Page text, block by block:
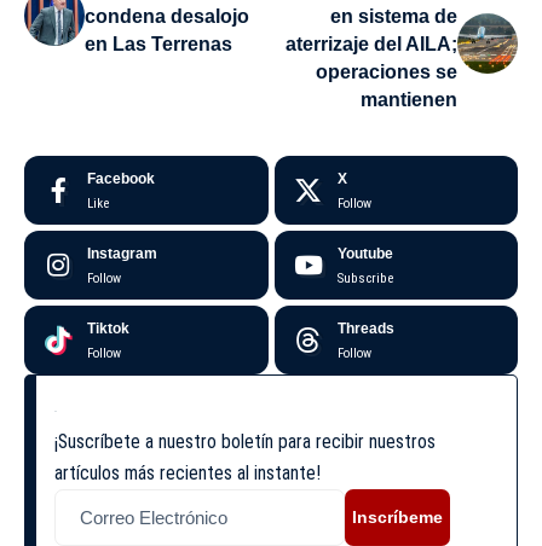
condena desalojo
en Las Terrenas
en sistema de
aterrizaje del AILA;
operaciones se
mantienen
Facebook
Like
X
Follow
Instagram
Follow
Youtube
Subscribe
Tiktok
Follow
Threads
Follow
¡Suscríbete a nuestro boletín para recibir nuestros
artículos más recientes al instante!
Inscríbeme